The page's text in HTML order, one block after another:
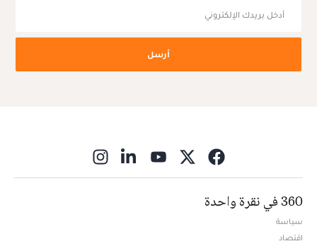
أرسل
360 في نقرة واحدة
سياسة
اقتصاد